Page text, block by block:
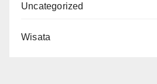
Uncategorized
Wisata